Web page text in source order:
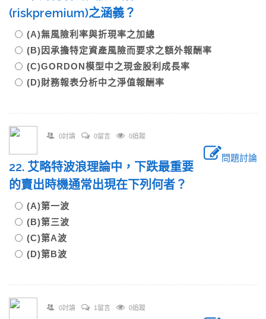
(riskpremium)之涵義？
(A)無風險利率與折現率之加總
(B)因承擔特定資產風險而要求之額外報酬率
(C)GORDON模型中之現金股利成長率
(D)財務報表分析中之淨值報酬率
0討論 0留言 0追蹤
問題討論
22. 艾略特波浪理論中，下跌最重要
的賣出時機通常出現在下列何者？
(A)第一波
(B)第三波
(C)第A波
(D)第B波
0討論 1留言 0追蹤